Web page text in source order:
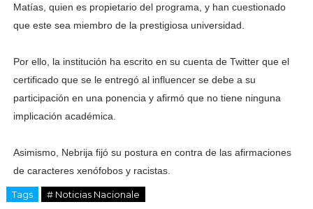
Matías, quien es propietario del programa, y han cuestionado
que este sea miembro de la prestigiosa universidad.
Por ello, la institución ha escrito en su cuenta de Twitter que el
certificado que se le entregó al influencer se debe a su
participación en una ponencia y afirmó que no tiene ninguna
implicación académica.
Asimismo, Nebrija fijó su postura en contra de las afirmaciones
de caracteres xenófobos y racistas.
Tags # Noticias Nacionale